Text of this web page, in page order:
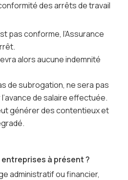
des arrêts de travail
pas conforme, l’Assurance
alors aucune indemnité
de subrogation, ne sera pas
de salaire effectuée.
générer des contentieux et
à présent ?
administratif ou financier,